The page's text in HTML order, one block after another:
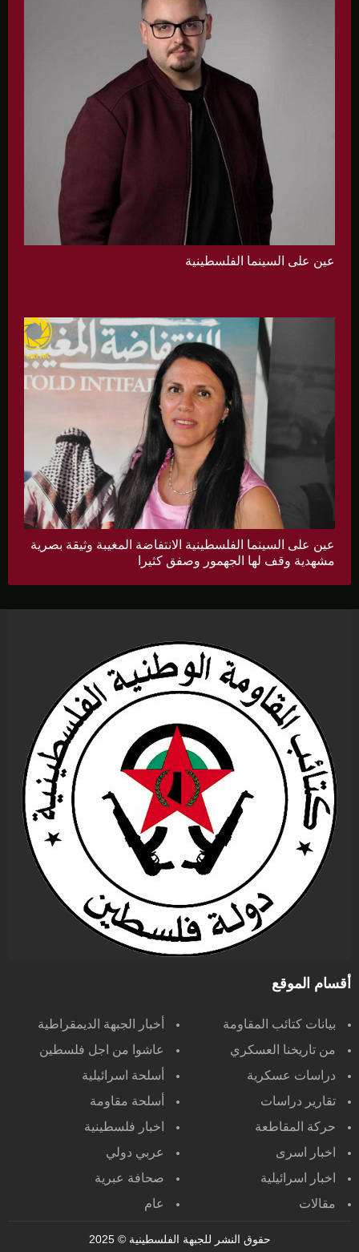
عين على السينما الفلسطينية
عين على السينما الفلسطينية الانتفاضة المغيبة وثيقة بصرية
مشهدية وقف لها الجهمور وصفق كثيرا
أقسام الموقع
بيانات كتائب المقاومة
أخبار الجبهة الديمقراطية
من تاريخنا العسكري
عاشوا من اجل فلسطين
دراسات عسكرية
أسلحة اسرائيلية
تقارير دراسات
أسلحة مقاومة
حركة المقاطعة
اخبار فلسطينية
اخبار اسرى
عربي دولي
اخبار اسرائيلية
صحافة عبرية
مقالات
عام
حقوق النشر للجبهة الفلسطينية© 2025